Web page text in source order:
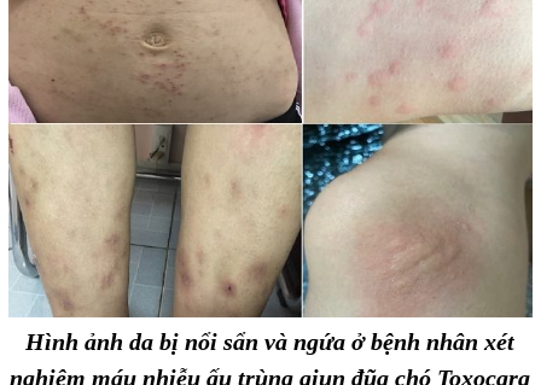
Hình ảnh da bị nổi sẩn và ngứa ở bệnh nhân xét
nghiệm máu nhiễu ấu trùng giun đũa chó Toxocara